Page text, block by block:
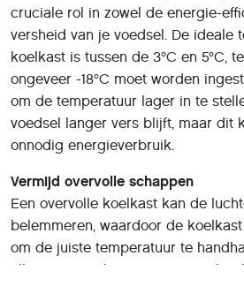
cruciale rol in zowel de energie-
versheid van je voedsel. De ideale
koelkast is tussen de 3°C en 5°C,
ongeveer -18°C moet worden
om de temperatuur lager in te
voedsel langer vers blijft, maar dit
onnodig energieverbruik.
Vermijd overvolle schappen
Een overvolle koelkast kan de
belemmeren, waardoor de koelkast
om de juiste temperatuur te
alleen tot een hoger